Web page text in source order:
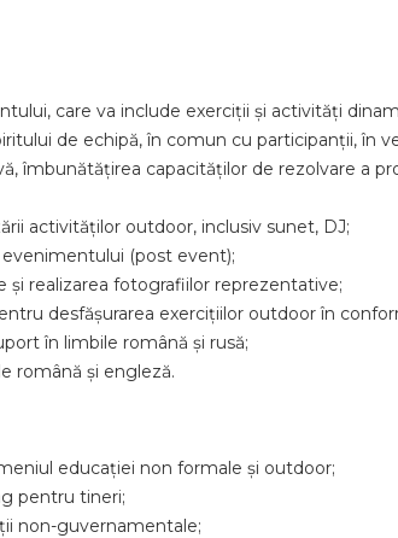
care va include exerciții și activități
de echipă, în comun cu participanții,
îmbunătățirea capacităților de rezolvare a
activităților outdoor, inclusiv sunet, DJ;
(post event);
realizarea fotografiilor reprezentative;
desfășurarea exercițiilor outdoor în
în limbile română și rusă;
română și engleză.
educației non formale și outdoor;
pentru tineri;
non-guvernamentale;